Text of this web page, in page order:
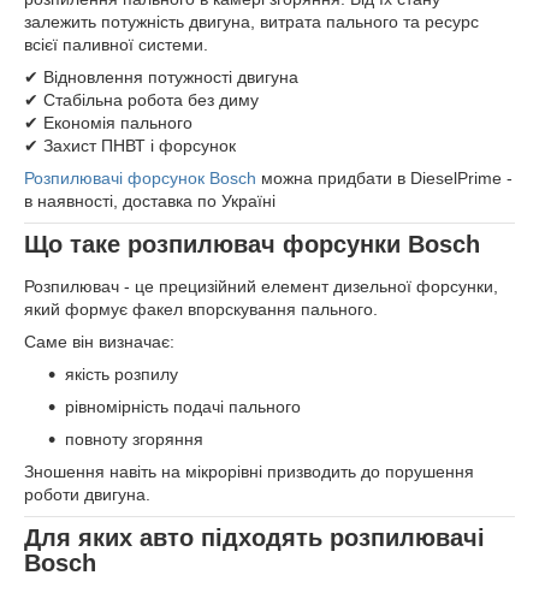
залежить потужність двигуна, витрата пального та ресурс
всієї паливної системи.
✔ Відновлення потужності двигуна
✔ Стабільна робота без диму
✔ Економія пального
✔ Захист ПНВТ і форсунок
Розпилювачі форсунок Bosch можна придбати в DieselPrime -
в наявності, доставка по Україні
Що таке розпилювач форсунки Bosch
Розпилювач - це прецизійний елемент дизельної форсунки,
який формує факел впорскування пального.
Саме він визначає:
якість розпилу
рівномірність подачі пального
повноту згоряння
Зношення навіть на мікрорівні призводить до порушення
роботи двигуна.
Для яких авто підходять розпилювачі
Bosch